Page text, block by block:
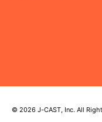
© 2026 J-CAST, Inc. All